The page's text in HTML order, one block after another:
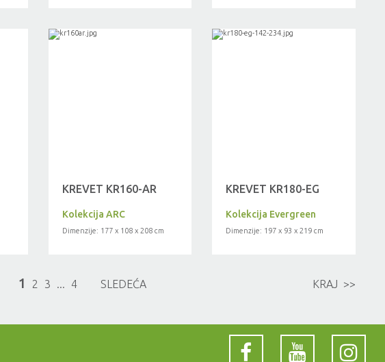
KREVET KR160-AR
Kolekcija ARC
Dimenzije: 177 x 108 x 208 cm
KREVET KR180-EG
Kolekcija Evergreen
Dimenzije: 197 x 93 x 219 cm
1 2 3 ... 4 SLEDEĆA KRAJ >>